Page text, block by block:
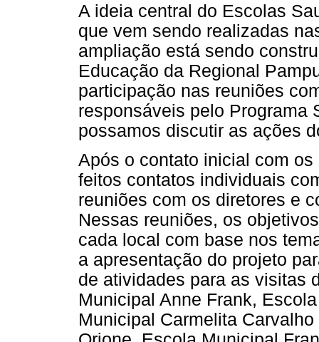
A ideia central do Escolas
que vem sendo realizadas
ampliação está sendo
Educação da Regional
participação nas reuniões
responsáveis pelo Programa
possamos discutir as ações
Após o contato inicial com
feitos contatos individuais
reuniões com os diretores e
Nessas reuniões, os
cada local com base nos
a apresentação do projeto
de atividades para as visitas
Municipal Anne Frank,
Municipal Carmelita